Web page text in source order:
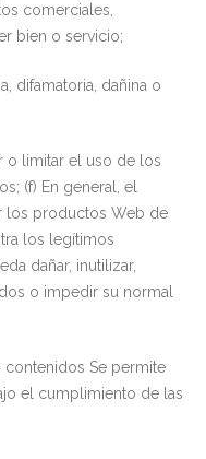
comerciales,
bien o servicio;
difamatoria, dañina o
o limitar el uso de los
(f) En general, el
los productos Web de
los legítimos
dañar, inutilizar,
o impedir su normal
Se permite
el cumplimiento de las